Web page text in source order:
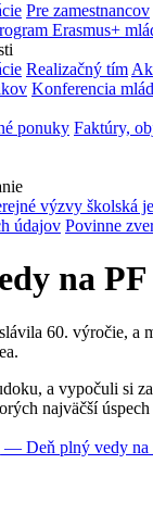
Pre zamestnancov
Erasmus+
Realizačný tím
Konferencia
ponuky Faktúry,
výzvy školská
údajov Povinne
na
60. výročie, a
a vypočuli si
najväčší
— Deň plný vedy na